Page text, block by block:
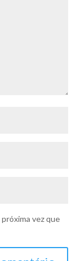
vez que